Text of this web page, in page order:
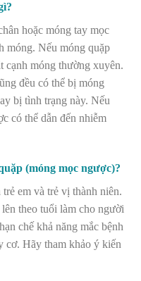
ì?
hoặc móng tay mọc
móng. Nếu móng quặp
cạnh móng thường xuyên.
đều có thể bị móng
bị tình trạng này. Nếu
có thể dẫn đến nhiễm
ặp (móng mọc ngược)?
em và trẻ vị thành niên.
theo tuổi làm cho người
chế khả năng mắc bệnh
cơ. Hãy tham khảo ý kiến